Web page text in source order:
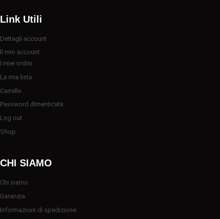
Link Utili
Dettagli account
Il mio account
I miei ordini
La mia lista
Carrello
Password dimenticata
Log out
Shop
CHI SIAMO
Chi siamo
Garanzia
Informazioni di spedizione